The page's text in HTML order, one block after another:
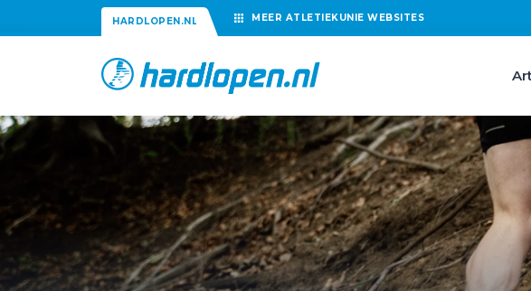
HARDLOPEN.NL MEER ATLETIEKUNIE WEBSITES